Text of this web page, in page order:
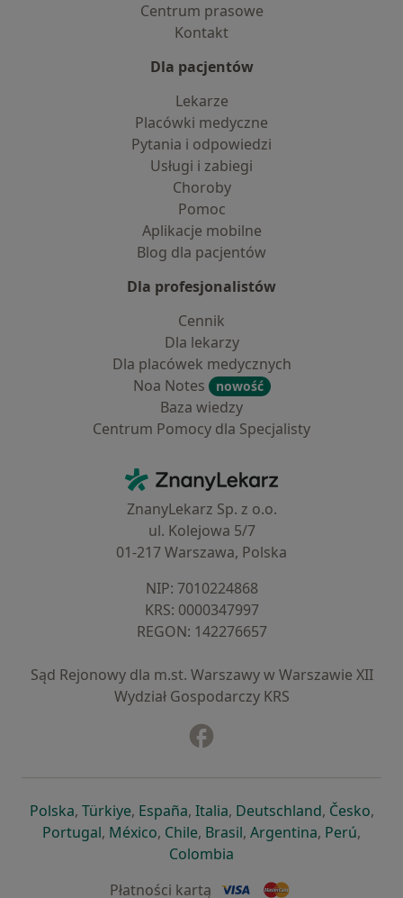
Centrum prasowe
Kontakt
Dla pacjentów
Lekarze
Placówki medyczne
Pytania i odpowiedzi
Usługi i zabiegi
Choroby
Pomoc
Aplikacje mobilne
Blog dla pacjentów
Dla profesjonalistów
Cennik
Dla lekarzy
Dla placówek medycznych
Noa Notes
nowość
Baza wiedzy
Centrum Pomocy dla Specjalisty
ZnanyLekarz - Strona główna
ZnanyLekarz Sp. z o.o.
ul. Kolejowa 5/7
01-217 Warszawa, Polska
NIP: ⁠7010224868
KRS: ⁠0000347997
REGON: ⁠142276657
Sąd Rejonowy dla m.st. Warszawy w Warszawie XII
Wydział Gospodarczy KRS
Polskaotwiera się w nowej karcie
, Türkiyeotwiera się w nowej karcie
, Españaotwiera się w nowej karcie
, Italiaotwiera się w nowej
, Deutschlandotwiera się
, Česko,
Portugalotwiera się w nowej karcie
, Méxicootwiera się w nowej karcie
, Chileotwiera się w nowej karcie
, Brasilotwiera się w nowej
, Argentinaotwiera się
, Perú,
Colombia
Płatności kartą